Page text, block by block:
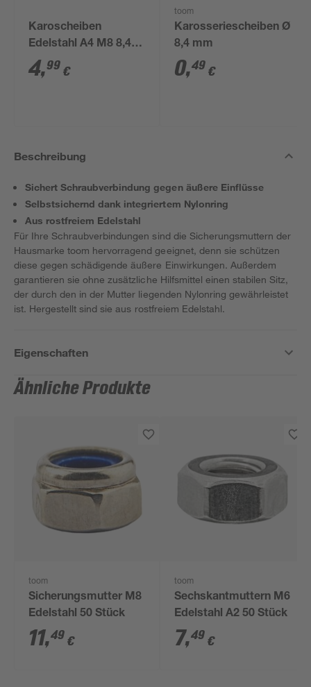
Karoscheiben
Edelstahl A4 M8 8,4
mm 4 Stück
4,99 €
toom
Karosseriescheiben Ø
8,4 mm
0,49 €
Beschreibung
Sichert Schraubverbindung gegen äußere Einflüsse
Selbstsichernd dank integriertem Nylonring
Aus rostfreiem Edelstahl
Für Ihre Schraubverbindungen sind die Sicherungsmuttern der
Hausmarke toom hervorragend geeignet, denn sie schützen
diese gegen schädigende äußere Einwirkungen. Außerdem
garantieren sie ohne zusätzliche Hilfsmittel einen stabilen Sitz,
der durch den in der Mutter liegenden Nylonring gewährleistet
ist. Hergestellt sind sie aus rostfreiem Edelstahl.
Eigenschaften
Ähnliche Produkte
toom
Sicherungsmutter M8
Edelstahl 50 Stück
11,49 €
toom
Sechskantmuttern M6
Edelstahl A2 50 Stück
7,49 €